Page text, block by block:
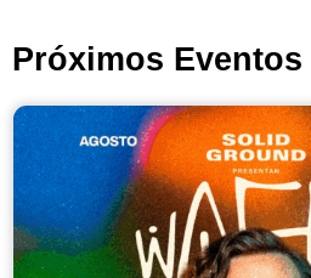
Próximos Eventos